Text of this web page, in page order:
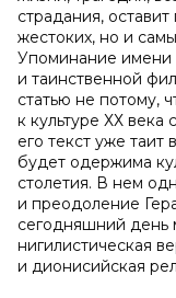
страдания,
жестоких, но и
Упоминание имени
и таинственной
статью не потому,
к культуре ХХ века
его текст уже
будет одержима
столетия. В нем
и преодоление
сегодняшний день
нигилистическая
и дионисийская